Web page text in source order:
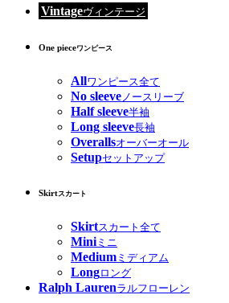
Vintageヴィンテージ
One pieceワンピース
Allワンピース全て
No sleeve ノースリーブ
Half sleeve半袖
Long sleeve長袖
Overallsオーバーオール
Setupセットアップ
Skirtスカート
Skirtスカート全て
Miniミニ
Medium ミディアム
Longロング
Ralph Laurenラルフローレン